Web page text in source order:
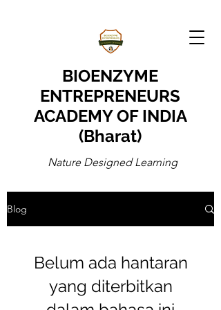
BIOENZYME
ENTREPRENEURS
ACADEMY OF INDIA
(Bharat)
Nature Designed Learning
Blog
Belum ada hantaran
yang diterbitkan